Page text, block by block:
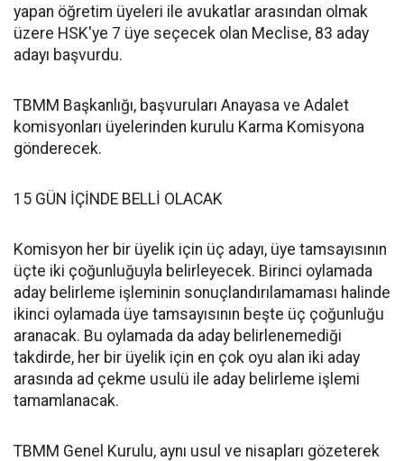
yapan öğretim üyeleri ile avukatlar arasından olmak
üzere HSK'ye 7 üye seçecek olan Meclise, 83 aday
adayı başvurdu.
TBMM Başkanlığı, başvuruları Anayasa ve Adalet
komisyonları üyelerinden kurulu Karma Komisyona
gönderecek.
15 GÜN İÇİNDE BELLİ OLACAK
Komisyon her bir üyelik için üç adayı, üye tamsayısının
üçte iki çoğunluğuyla belirleyecek. Birinci oylamada
aday belirleme işleminin sonuçlandırılamaması halinde
ikinci oylamada üye tamsayısının beşte üç çoğunluğu
aranacak. Bu oylamada da aday belirlenemediği
takdirde, her bir üyelik için en çok oyu alan iki aday
arasında ad çekme usulü ile aday belirleme işlemi
tamamlanacak.
TBMM Genel Kurulu, aynı usul ve nisapları gözeterek